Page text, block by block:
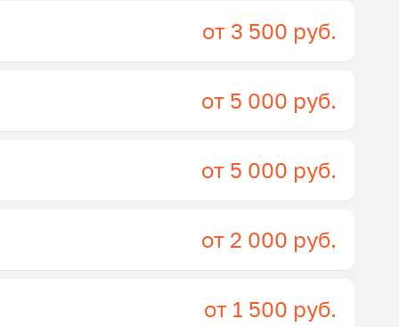
от 3 500 руб.
от 5 000 руб.
от 5 000 руб.
от 2 000 руб.
от 1 500 руб.